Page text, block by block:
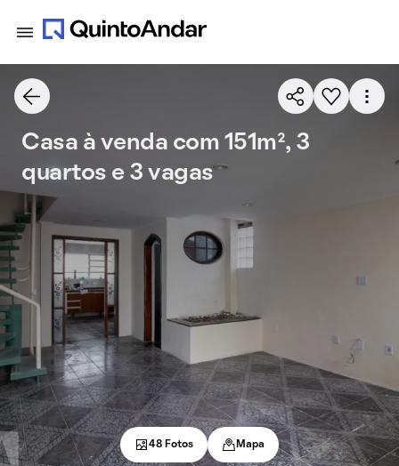
Casa à venda com 151m², 3
quartos e 3 vagas
48 Fotos Mapa